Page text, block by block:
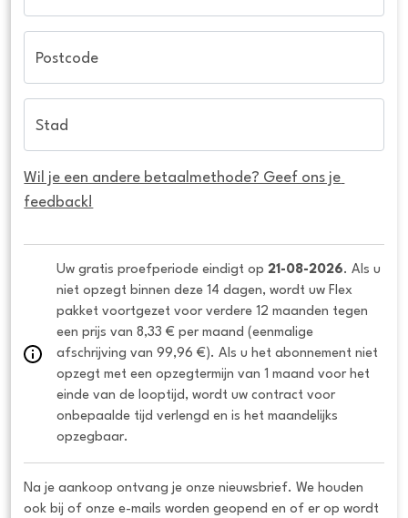
Postcode
Stad
Wil je een andere betaalmethode? Geef ons je
feedback!
Uw gratis proefperiode eindigt op 21-08-2026. Als u
niet opzegt binnen deze 14 dagen, wordt uw Flex
pakket voortgezet voor verdere 12 maanden tegen
een prijs van 8,33 € per maand (eenmalige
afschrijving van 99,96 €). Als u het abonnement niet
opzegt met een opzegtermijn van 1 maand voor het
einde van de looptijd, wordt uw contract voor
onbepaalde tijd verlengd en is het maandelijks
opzegbaar.
Na je aankoop ontvang je onze nieuwsbrief. We houden
ook bij of onze e-mails worden geopend en of er op wordt